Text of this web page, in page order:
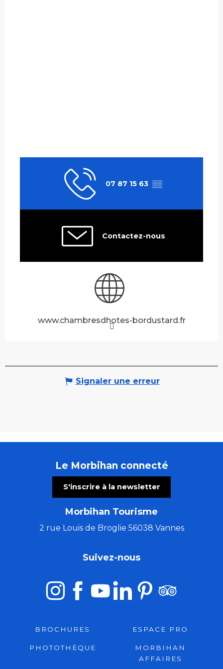
07 87 15 63 ▒▒
Contactez-nous
www.chambresdhotes-bordustard.fr
Signaler une erreur
Le Morbihan connecté
S'inscrire à la newsletter
Morbihan Tourisme
2 rue Louis de Broglie 56038 Vannes
Suivez-nous
BROCHURES ESPACE PRO
PHOTOTHÈQUE
MORBIHAN
AFFAIRES